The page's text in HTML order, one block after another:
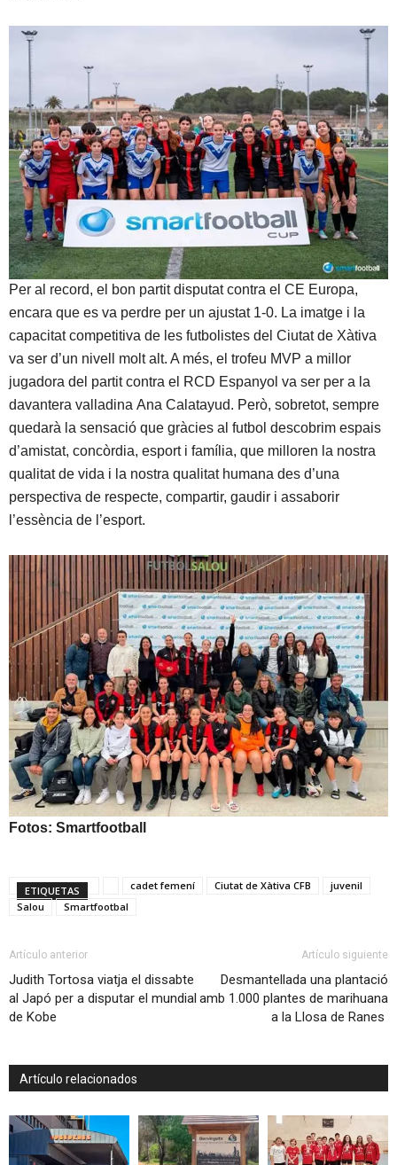
Per al record, el bon partit disputat contra el CE Europa,
encara que es va perdre per un ajustat 1-0. La imatge i la
capacitat competitiva de les futbolistes del Ciutat de Xàtiva
va ser d’un nivell molt alt. A més, el trofeu MVP a millor
jugadora del partit contra el RCD Espanyol va ser per a la
davantera valladina Ana Calatayud. Però, sobretot, sempre
quedarà la sensació que gràcies al futbol descobrim espais
d’amistat, concòrdia, esport i família, que milloren la nostra
qualitat de vida i la nostra qualitat humana des d’una
perspectiva de respecte, compartir, gaudir i assaborir
l’essència de l’esport.
Fotos: Smartfootball
ETIQUETAS cadet femení Ciutat de Xàtiva CFB
juvenil
Salou
Smartfootbal
Artículo anterior
Judith Tortosa viatja el dissabte
al Japó per a disputar el mundial
de Kobe
Artículo siguiente
Desmantellada una plantació
amb 1.000 plantes de marihuana
a la Llosa de Ranes
Artículo relacionados